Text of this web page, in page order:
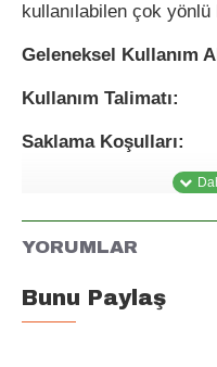
kullanılabilen çok yönlü
Geleneksel Kullanım
Kullanım Talimatı:
Saklama Koşulları:
YORUMLAR
Bunu Paylaş